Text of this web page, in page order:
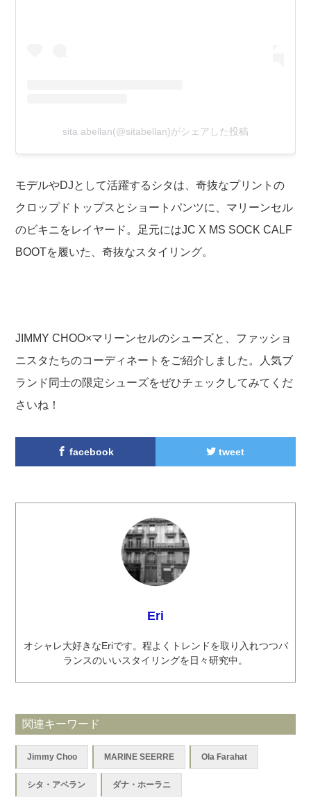
sita abellan(@sitabellan)がシェアした投稿
モデルやDJとして活躍するシタは、奇抜なプリントの
クロップドトップスとショートパンツに、マリーンセル
のビキニをレイヤード。足元にはJC X MS SOCK CALF
BOOTを履いた、奇抜なスタイリング。
JIMMY CHOO×マリーンセルのシューズと、ファッショ
ニスタたちのコーディネートをご紹介しました。人気ブ
ランド同士の限定シューズをぜひチェックしてみてくだ
さいね！
facebook tweet
Eri
オシャレ大好きなEriです。程よくトレンドを取り入れつつバ
ランスのいいスタイリングを日々研究中。
関連キーワード
Jimmy Choo MARINE SEERRE Ola Farahat
シタ・アベラン ダナ・ホーラニ